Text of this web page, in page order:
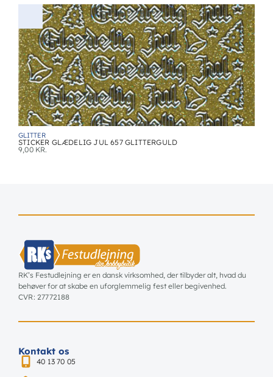
GLITTER
STICKER GLÆDELIG JUL 657 GLITTERGULD
9,00 KR.
RK’s Festudlejning er en dansk virksomhed, der tilbyder alt, hvad du
behøver for at skabe en uforglemmelig fest eller begivenhed.
CVR: 27772188
Kontakt os
40 13 70 05